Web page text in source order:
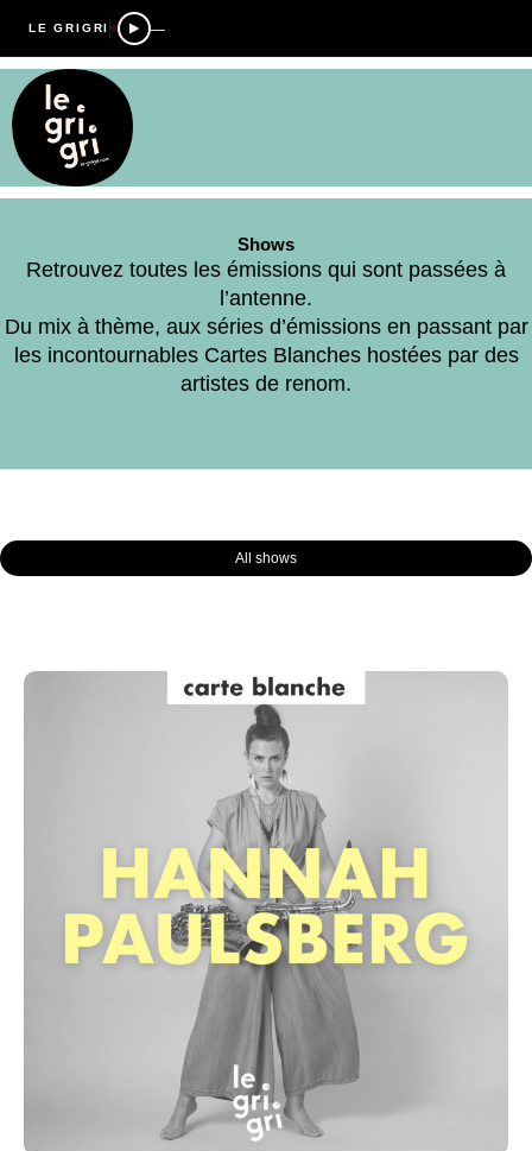
LE GRIGRI —
Shows
Retrouvez toutes les émissions qui sont passées à
l’antenne.
Du mix à thème, aux séries d’émissions en passant par
les incontournables Cartes Blanches hostées par des
artistes de renom.
All shows
Page PagePage PagePage Page